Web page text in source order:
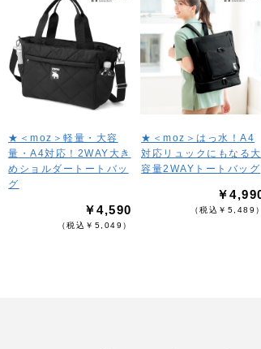
★＜moz＞軽量・大容
量・A4対応！2WAY大き
めショルダートートバッ
グ
￥4,590
（税込￥5,049）
★＜moz＞はっ水！A4
対応リュックにもなる大
容量2WAYトートバッグ
￥
（税込￥5,489）